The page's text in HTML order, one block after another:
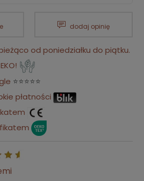
dodaj opinię
od poniedziałku do piątku.
⭐⭐⭐⭐⭐
płatności